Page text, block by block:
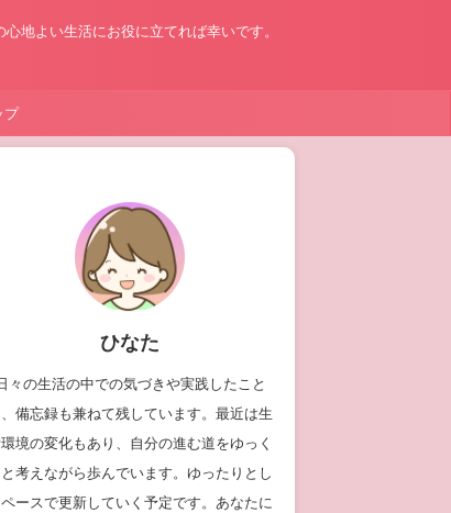
地よい生活にお役に立てれば幸いです。
プ
ひなた
々の生活の中での気づきや実践したこと
備忘録も兼ねて残しています。最近は生
境の変化もあり、自分の進む道をゆっく
と考えながら歩んでいます。ゆったりとし
ースで更新していく予定です。あなたに